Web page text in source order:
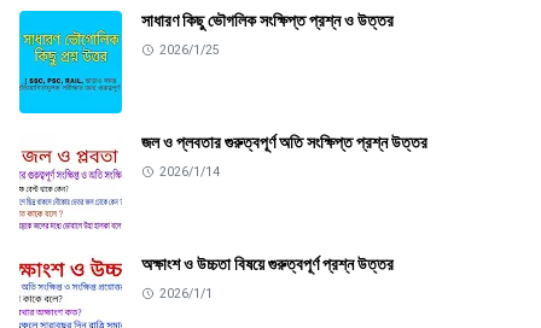
সাধারণ কিছু ভৌগলিক সংক্ষিপ্ত প্রশ্ন ও উত্তর
2026/1/25
জল ও প্লবতার গুরুত্বপূর্ণ অতি সংক্ষিপ্ত প্রশ্ন উত্তর
2026/1/14
অক্ষাংশ ও উচ্চতা বিষয়ে গুরুত্বপূর্ণ প্রশ্ন উত্তর
2026/1/1